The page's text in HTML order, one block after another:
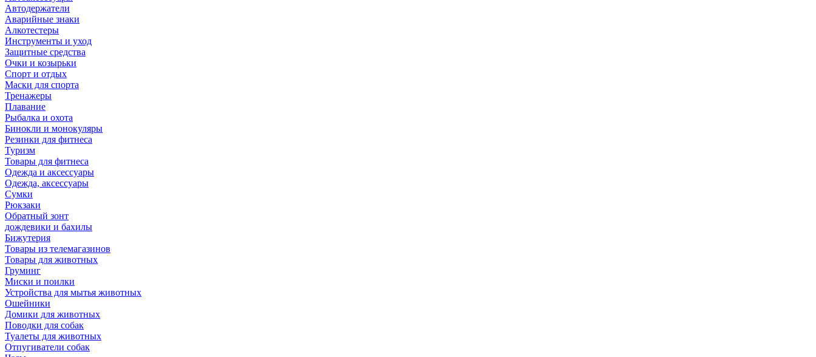
Автодержатели
Аварийные знаки
Алкотестеры
Инструменты и уход
Защитные средства
Очки и козырьки
Спорт и отдых
Маски для спорта
Тренажеры
Плавание
Рыбалка и охота
Бинокли и монокуляры
Резинки для фитнеса
Туризм
Товары для фитнеса
Одежда и аксессуары
Одежда, аксессуары
Сумки
Рюкзаки
Обратный зонт
дождевики и бахилы
Бижутерия
Товары из телемагазинов
Товары для животных
Груминг
Миски и поилки
Устройства для мытья животных
Ошейники
Домики для животных
Поводки для собак
Туалеты для животных
Отпугиватели собак